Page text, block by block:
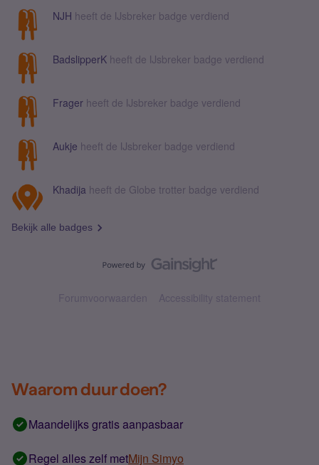
NJH heeft de IJsbreker badge verdiend
BadslipperK heeft de IJsbreker badge verdiend
Frager heeft de IJsbreker badge verdiend
Aukje heeft de IJsbreker badge verdiend
Khadija heeft de Globe trotter badge verdiend
Bekijk alle badges
Forumvoorwaarden Accessibility statement
Waarom duur doen?
Maandelijks gratis aanpasbaar
Regel alles zelf metMijn Simyo